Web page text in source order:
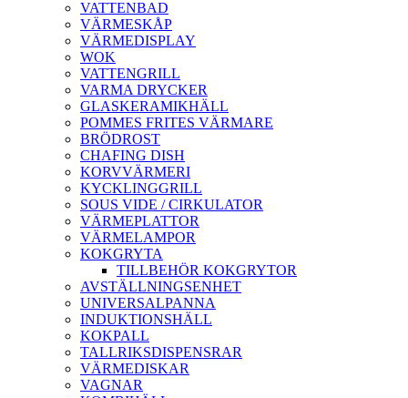
VATTENBAD
VÄRMESKÅP
VÄRMEDISPLAY
WOK
VATTENGRILL
VARMA DRYCKER
GLASKERAMIKHÄLL
POMMES FRITES VÄRMARE
BRÖDROST
CHAFING DISH
KORVVÄRMERI
KYCKLINGGRILL
SOUS VIDE / CIRKULATOR
VÄRMEPLATTOR
VÄRMELAMPOR
KOKGRYTA
TILLBEHÖR KOKGRYTOR
AVSTÄLLNINGSENHET
UNIVERSALPANNA
INDUKTIONSHÄLL
KOKPALL
TALLRIKSDISPENSRAR
VÄRMEDISKAR
VAGNAR